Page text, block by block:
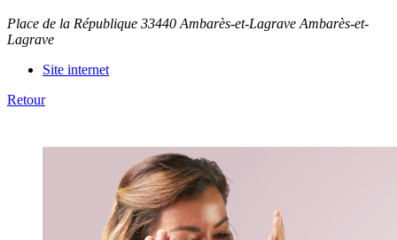
Place de la République 33440 Ambarès-et-Lagrave Ambarès-et-
Lagrave
Site internet
Retour